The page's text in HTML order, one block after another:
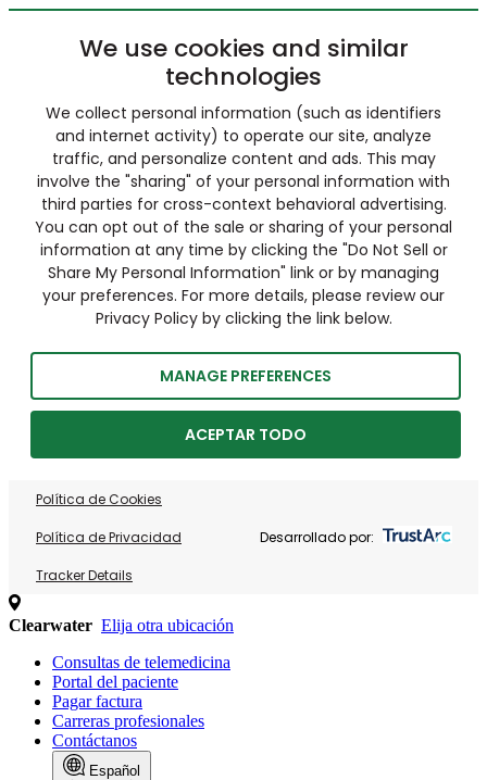
We use cookies and similar
technologies
We collect personal information (such as identifiers
and internet activity) to operate our site, analyze
traffic, and personalize content and ads. This may
involve the "sharing" of your personal information with
third parties for cross-context behavioral advertising.
You can opt out of the sale or sharing of your personal
information at any time by clicking the "Do Not Sell or
Share My Personal Information" link or by managing
your preferences. For more details, please review our
Privacy Policy by clicking the link below.
MANAGE PREFERENCES
ACEPTAR TODO
Política de Cookies
Política de Privacidad
Tracker Details
Desarrollado por:
Clearwater Elija otra ubicación
Consultas de telemedicina
Portal del paciente
Pagar factura
Carreras profesionales
Contáctanos
Español